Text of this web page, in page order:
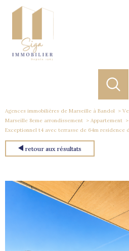
Agences immobilières de Marseille à Bandol
Marseille 8eme arrondissement
Appartement
Exceptionnel t4 avec terrasse de 64m residence
retour aux résultats